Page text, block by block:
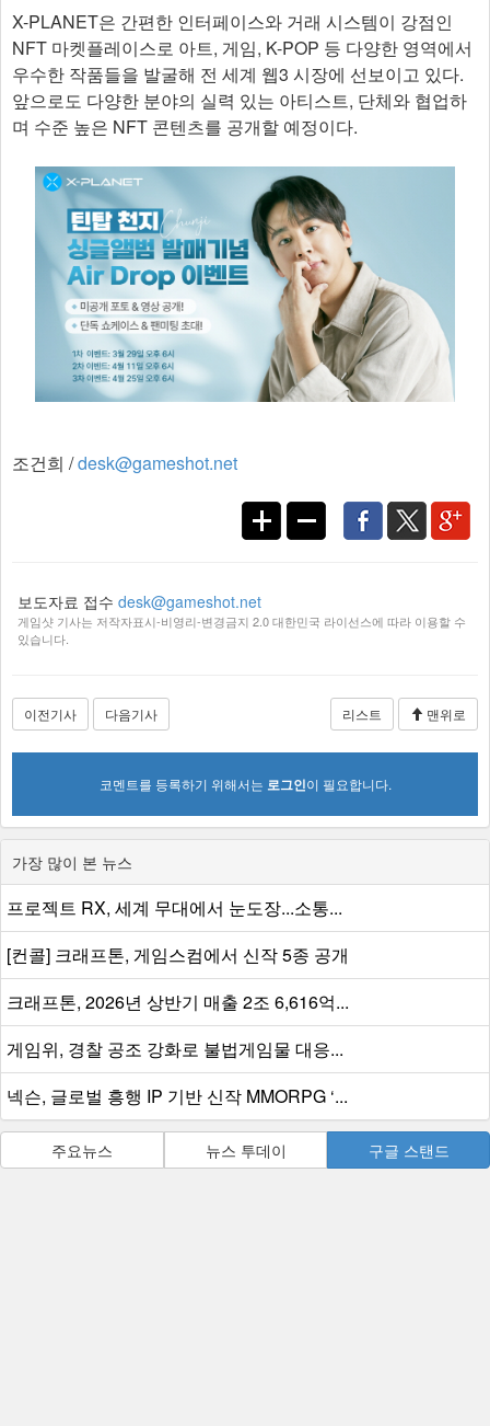
X-PLANET은 간편한 인터페이스와 거래 시스템이 강점인
NFT 마켓플레이스로 아트, 게임, K-POP 등 다양한 영역에서
우수한 작품들을 발굴해 전 세계 웹3 시장에 선보이고 있다.
앞으로도 다양한 분야의 실력 있는 아티스트, 단체와 협업하
며 수준 높은 NFT 콘텐츠를 공개할 예정이다. ​
조건희 /desk@gameshot.net
보도자료 접수 desk@gameshot.net
게임샷 기사는 저작자표시-비영리-변경금지 2.0 대한민국 라이선스에 따라 이용할 수
있습니다.
이전기사 다음기사 리스트 맨위로
코멘트를 등록하기 위해서는 로그인이 필요합니다.
가장 많이 본 뉴스
프로젝트 RX, 세계 무대에서 눈도장...소통...
[컨콜] 크래프톤, 게임스컴에서 신작 5종 공개
크래프톤, 2026년 상반기 매출 2조 6,616억...
게임위, 경찰 공조 강화로 불법게임물 대응...
넥슨, 글로벌 흥행 IP 기반 신작 MMORPG ‘...
주요뉴스 뉴스 투데이 구글 스탠드